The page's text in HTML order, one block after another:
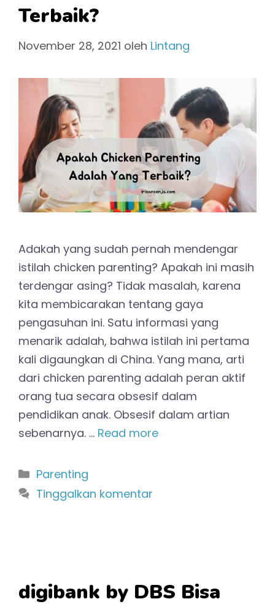
Terbaik?
November 28, 2021 oleh Lintang
Adakah yang sudah pernah mendengar
istilah chicken parenting? Apakah ini masih
terdengar asing? Tidak masalah, karena
kita membicarakan tentang gaya
pengasuhan ini. Satu informasi yang
menarik adalah, bahwa istilah ini pertama
kali digaungkan di China. Yang mana, arti
dari chicken parenting adalah peran aktif
orang tua secara obsesif dalam
pendidikan anak. Obsesif dalam artian
sebenarnya. … Read more
Kategori
Parenting
Tinggalkan komentar
digibank by DBS Bisa